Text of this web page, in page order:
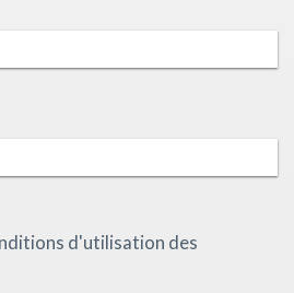
d'utilisation des